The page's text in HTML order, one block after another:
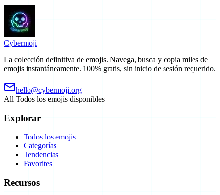
Cybermoji
La colección definitiva de emojis. Navega, busca y copia miles de
emojis instantáneamente. 100% gratis, sin inicio de sesión requerido.
hello@cybermoji.org
All Todos los emojis disponibles
Explorar
Todos los emojis
Categorías
Tendencias
Favorites
Recursos